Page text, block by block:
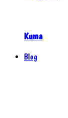
Kuma
Blog